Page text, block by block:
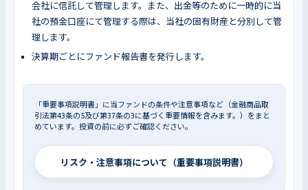
会社に信託して管理します。また、出金等のために一時的に当
社の預金口座にて管理する際は、当社の固有財産と分別して管
理します。
決算期ごとにファンド報告書を発行します。
「重要事項説明書」に当ファンドの条件や注意事項など（金融商品取
引法第43条の5及び第37条の3に基づく重要情報を含みます。）をまと
めています。投資の前に必ずご確認ください。
リスク・注意事項について（重要事項説明書）